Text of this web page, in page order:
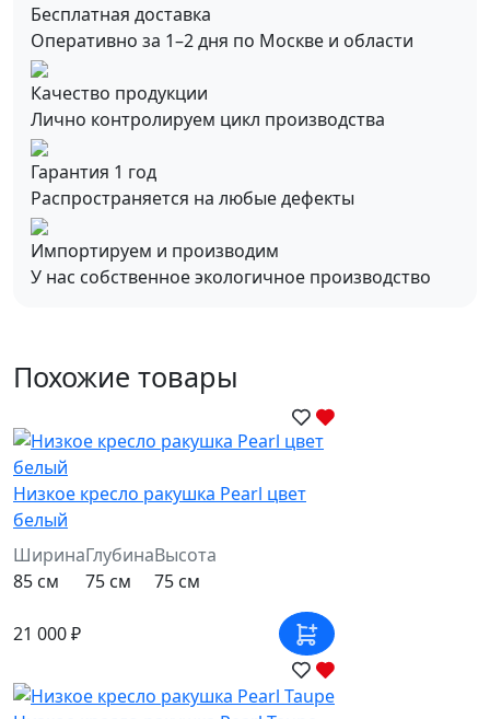
Бесплатная доставка
Оперативно за 1–2 дня по Москве и области
Качество продукции
Лично контролируем цикл производства
Гарантия 1 год
Распространяется на любые дефекты
Импортируем и производим
У нас собственное экологичное производство
Похожие товары
Низкое кресло ракушка Pearl цвет
белый
Ширина
85 см
Глубина
75 см
Высота
75 см
21 000 ₽